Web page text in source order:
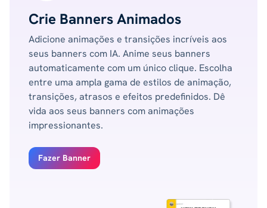
Crie Banners Animados
Adicione animações e transições incríveis aos
seus banners com IA. Anime seus banners
automaticamente com um único clique. Escolha
entre uma ampla gama de estilos de animação,
transições, atrasos e efeitos predefinidos. Dê
vida aos seus banners com animações
impressionantes.
Fazer Banner